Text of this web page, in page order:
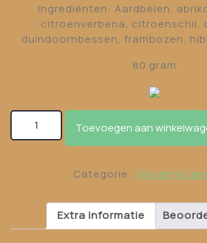
Ingrediënten: Aardbeien,
citroenverbena, citroenschil,
duindoornbessen, frambozen,
80 gram
Toevoegen aan
Categorie: (H)eerlijk
Extra informatie